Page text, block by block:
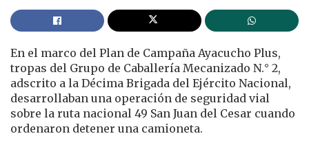
En el marco del Plan de Campaña Ayacucho Plus,
tropas del Grupo de Caballería Mecanizado N.° 2,
adscrito a la Décima Brigada del Ejército Nacional,
desarrollaban una operación de seguridad vial
sobre la ruta nacional 49 San Juan del Cesar cuando
ordenaron detener una camioneta.